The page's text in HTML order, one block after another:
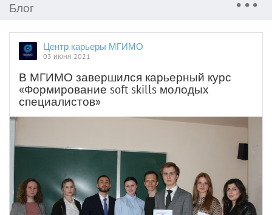
Блог
Центр карьеры МГИМО
03 июня 2021
В МГИМО завершился карьерный курс
«Формирование soft skills молодых
специалистов»